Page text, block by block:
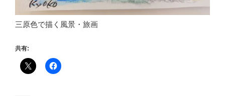
三原色で描く風景・旅画
共有: